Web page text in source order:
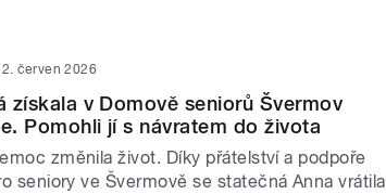
2. červen 2026
získala v Domově seniorů Švermov
Pomohli jí s návratem do života
změnila život. Díky přátelství a podpoře
seniory ve Švermově se statečná Anna vrátila